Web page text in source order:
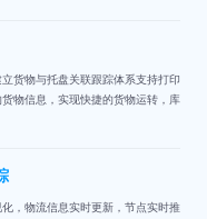
货物与托盘关联跟踪体系支持打印
物信息，实现快捷的货物运转，库
，物流信息实时更新，节点实时推